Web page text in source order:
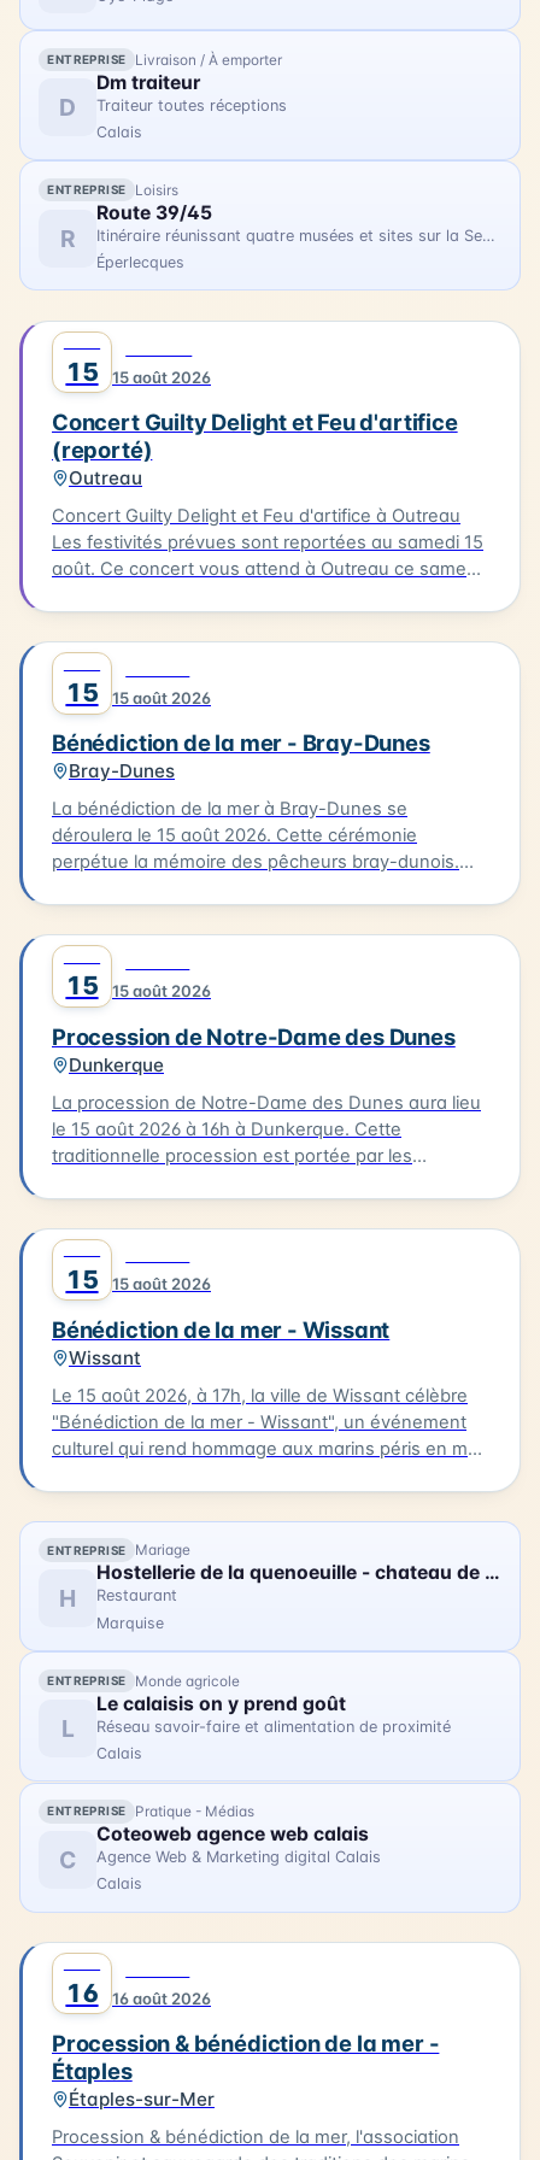
de Berck-sur-Mer.
ENTREPRISE Livraison / À emporter
D
Dm traiteur
Traiteur toutes réceptions
Calais
ENTREPRISE Loisirs
R
Route 39/45
Itinéraire réunissant quatre musées et sites sur la Seconde Guerre Mondiale
Éperlecques
15 15 août 2026
Concert Guilty Delight et Feu d'artifice
(reporté)
Outreau
Concert Guilty Delight et Feu d'artifice à Outreau
Les festivités prévues sont reportées au samedi 15
août. Ce concert vous attend à Outreau ce samedi
15 15 août 2026
Bénédiction de la mer - Bray-Dunes
Bray-Dunes
La bénédiction de la mer à Bray-Dunes se
déroulera le 15 août 2026. Cette cérémonie
perpétue la mémoire des pêcheurs bray-dunois.
traditionnels jusqu'à la plage. L'homologue est
ensuite rendu aux marins disparus. Cette tradition
est une occasion pour les habitants de se
15 15 août 2026
Procession de Notre-Dame des Dunes
Dunkerque
La procession de Notre-Dame des Dunes aura lieu
le 15 août 2026 à 16h à Dunkerque. Cette
traditionnelle procession est portée par les
Notre-Dame des Dunes jusqu'au quai des Anglais.
Là, se déroule la bénédiction, suivie d'une sortie
des bateaux pour un dépôt de gerbe en mer.
15 15 août 2026
Bénédiction de la mer - Wissant
Wissant
Le 15 août 2026, à 17h, la ville de Wissant célèbre
"Bénédiction de la mer - Wissant", un événement
culturel qui rend hommage aux marins péris en mer.
déroulera la bénédiction. Cette cérémonie sera
accompagnée de chants et aura lieu en présence
de flobarts, bateaux de pêche traditionnels. Ce
moment de réflexion et de commémoration aura
lieu dans un cadre emblématique de la Côte
ENTREPRISE Mariage
H
Hostellerie de la quenoeuille - chateau de ledquent
Restaurant
Marquise
ENTREPRISE Monde agricole
L
Le calaisis on y prend goût
Réseau savoir-faire et alimentation de proximité
Calais
ENTREPRISE Pratique - Médias
C
Coteoweb agence web calais
Agence Web & Marketing digital Calais
Calais
16 16 août 2026
Procession & bénédiction de la mer -
Étaples
Étaples-sur-Mer
Procession & bénédiction de la mer, l'association